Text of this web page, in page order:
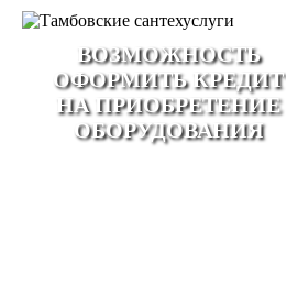
ВОЗМОЖНОСТЬ
ОФОРМИТЬ КРЕДИТ
НА ПРИОБРЕТЕНИЕ
ОБОРУДОВАНИЯ